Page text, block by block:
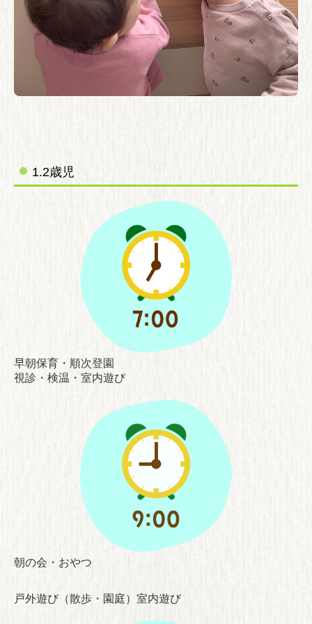
1.2歳児
早朝保育・順次登園
視診・検温 ・室内遊び
朝の会・おやつ
戸外遊び（散歩・園庭）室内遊び